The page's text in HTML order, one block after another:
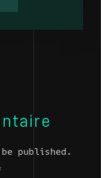
published.